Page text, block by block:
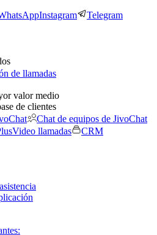
Instagram Telegram
de llamadas
valor medio
de clientes
Chat de equipos de JivoChat
Video llamadas
CRM